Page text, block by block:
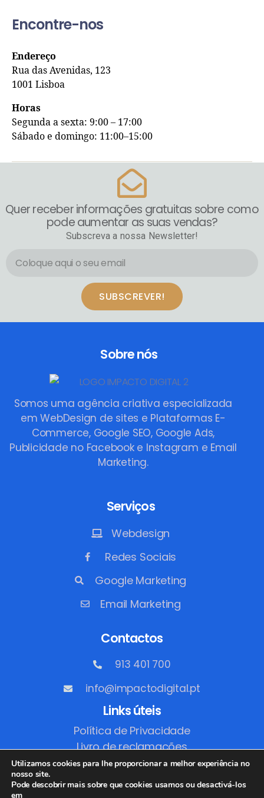
Encontre-nos
Endereço
Rua das Avenidas, 123
1001 Lisboa
Horas
Segunda a sexta: 9:00 – 17:00
Sábado e domingo: 11:00–15:00
Quer receber informações gratuitas sobre como
pode aumentar as suas vendas?
Subscreva a nossa Newsletter!
SUBSCREVER!
Sobre nós
Somos uma agência criativa especializada
em WebDesign de sites e Plataformas E-
Commerce, Google SEO, Google Ads,
Publicidade no Facebook e Instagram e Email
Marketing.
Serviços
Webdesign
Redes Sociais
Google Marketing
Email Marketing
Contactos
913 401 700
info@impactodigital.pt
Links úteis
Política de Privacidade
Livro de reclamações
Utilizamos cookies para lhe proporcionar a melhor experiência no
nosso site.
Pode descobrir mais sobre que cookies usamos ou desactivá-los
em